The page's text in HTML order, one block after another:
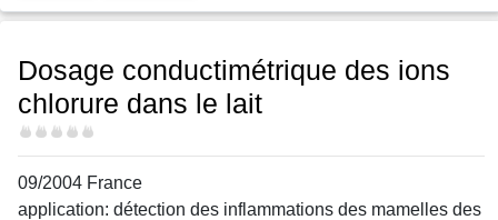
Dosage conductimétrique des ions
chlorure dans le lait
Difficulté
09/2004 France
application: détection des inflammations des mamelles des